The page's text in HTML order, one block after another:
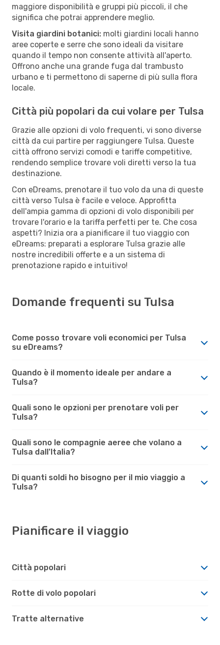
maggiore disponibilità e gruppi più piccoli, il che
significa che potrai apprendere meglio.
Visita giardini botanici: molti giardini locali hanno
aree coperte e serre che sono ideali da visitare
quando il tempo non consente attività all'aperto.
Offrono anche una grande fuga dal trambusto
urbano e ti permettono di saperne di più sulla flora
locale.
Città più popolari da cui volare per Tulsa
Grazie alle opzioni di volo frequenti, vi sono diverse
città da cui partire per raggiungere Tulsa. Queste
città offrono servizi comodi e tariffe competitive,
rendendo semplice trovare voli diretti verso la tua
destinazione.
Con eDreams, prenotare il tuo volo da una di queste
città verso Tulsa è facile e veloce. Approfitta
dell'ampia gamma di opzioni di volo disponibili per
trovare l'orario e la tariffa perfetti per te. Che cosa
aspetti? Inizia ora a pianificare il tuo viaggio con
eDreams: preparati a esplorare Tulsa grazie alle
nostre incredibili offerte e a un sistema di
prenotazione rapido e intuitivo!
Domande frequenti su Tulsa
Come posso trovare voli economici per Tulsa
su eDreams?
Quando è il momento ideale per andare a
Tulsa?
Quali sono le opzioni per prenotare voli per
Tulsa?
Quali sono le compagnie aeree che volano a
Tulsa dall'Italia?
Di quanti soldi ho bisogno per il mio viaggio a
Tulsa?
Pianificare il viaggio
Città popolari
Rotte di volo popolari
Tratte alternative